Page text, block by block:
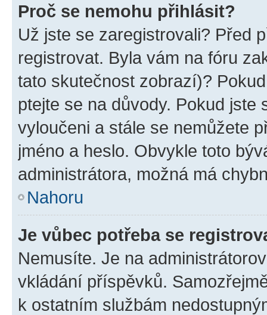
Proč se nemohu přihlásit?
Už jste se zaregistrovali? Před
registrovat. Byla vám na fóru
tato skutečnost zobrazí)?
ptejte se na důvody. Pokud jste
vyloučeni a stále se nemůžete
jméno a heslo. Obvykle toto
administrátora, možná má
Nahoru
Je vůbec potřeba se
Nemusíte. Je na
vkládání příspěvků.
k ostatním službám